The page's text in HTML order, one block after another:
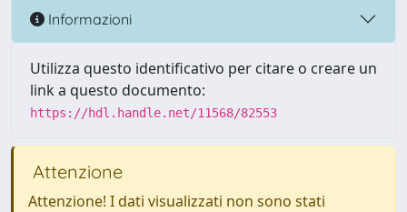
Informazioni
Utilizza questo identificativo per citare o creare un
link a questo documento:
https://hdl.handle.net/11568/82553
Attenzione
Attenzione! I dati visualizzati non sono stati